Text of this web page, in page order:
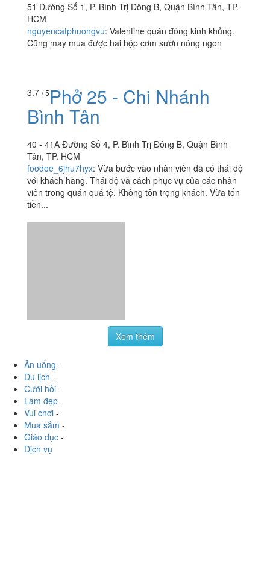
51 Đường Số 1, P. Bình Trị Đông B, Quận Bình Tân, TP.
HCM
nguyencatphuongvu: Valentine quán đông kinh khủng.
Cũng may mua được hai hộp cơm sườn nóng ngon
3.7 / 5Phở 25 - Chi Nhánh
Bình Tân
40 - 41A Đường Số 4, P. Bình Trị Đông B, Quận Bình
Tân, TP. HCM
foodee_6jhu7hyx: Vừa bước vào nhân viên đã có thái độ
với khách hàng. Thái độ và cách phục vụ của các nhân
viên trong quán quá tệ. Không tôn trọng khách. Vừa tốn
tiền...
Xem thêm
Ăn uống -
Du lịch -
Cưới hỏi -
Làm đẹp -
Vui chơi -
Mua sắm -
Giáo dục -
Dịch vụ